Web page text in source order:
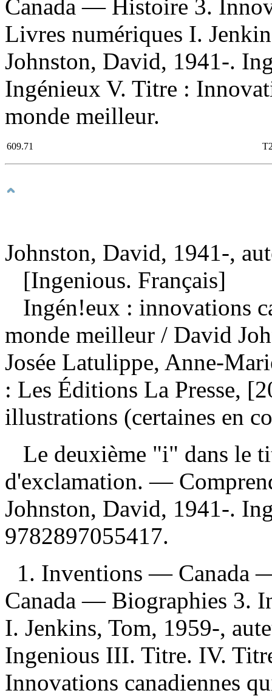
Canada — Histoire 3.
Livres numériques I.
Johnston, David, 1941-.
Ingénieux V. Titre :
monde meilleur.
609.71
Johnston, David, 1941-,
[Ingenious. Français]
Ingén!eux : innovations
monde meilleur / David
Josée Latulippe, Anne-
: Les Éditions La Presse,
illustrations (certaines en
Le deuxième "i" dans le
d'exclamation. —
Johnston, David, 1941-.
9782897055417.
1. Inventions — Canada
Canada — Biographies 3.
I. Jenkins, Tom, 1959-,
Ingenious III. Titre. IV.
Innovations canadiennes